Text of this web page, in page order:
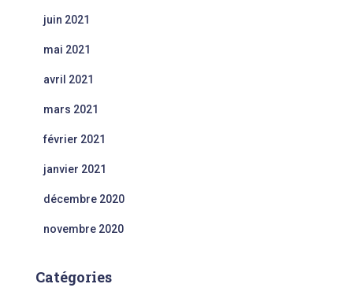
juin 2021
mai 2021
avril 2021
mars 2021
février 2021
janvier 2021
décembre 2020
novembre 2020
Catégories